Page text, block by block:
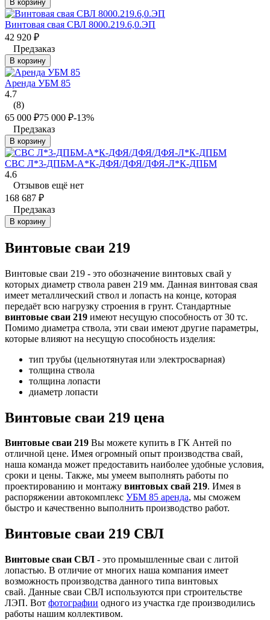
В корзину
Винтовая свая СВЛ 8000.219.6,0.ЭП
42 920 ₽
Предзаказ
В корзину
Аренда УБМ 85
4.7
(8)
65 000 ₽75 000 ₽-13%
Предзаказ
В корзину
СВС Л*3-ДПБМ-А*К-ДФЯ/ДФЯ/ДФЯ-Л*К-ДПБМ
4.6
Отзывов ещё нет
168 687 ₽
Предзаказ
В корзину
Винтовые сваи 219
Винтовые сваи 219 - это обозначение винтовых свай у
которых диаметр ствола равен 219 мм. Данная винтовая свая
имеет металлический ствол и лопасть на конце, которая
передаёт всю нагрузку строения в грунт. Стандартные
винтовые сваи 219 имеют несущую способность от 30 тс.
Помимо диаметра ствола, эти сваи имеют другие параметры,
которые влияют на несущую способность изделия:
тип трубы (цельнотянутая или электросварная)
толщина ствола
толщина лопасти
диаметр лопасти
Винтовые сваи 219 цена
Винтовые сваи 219 Вы можете купить в ГК Антей по
отличной цене. Имея огромный опыт производства свай,
наша команда может предоставить наиболее удобные условия,
сроки и цены. Также, мы умеем выполнять работы по
проектированию и монтажу винтовых свай 219. Имея в
распоряжении автокомплекс УБМ 85 аренда, мы сможем
быстро и качественно выполнить производство работ.
Винтовые сваи 219 СВЛ
Винтовые сваи СВЛ - это промышленные сваи с литой
лопастью. В отличие от многих наша компания имеет
возможность производства данного типа винтовых
свай. Данные сваи СВЛ используются при строительстве
ЛЭП. Вот фотографии одного из участка где производились
работы нашим коллективом.